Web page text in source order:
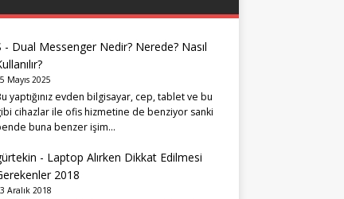
- Dual Messenger Nedir? Nerede? Nasıl
Mayıs 2025
yaptığınız evden bilgisayar, cep, tablet ve bu
cihazlar ile ofis hizmetine de benziyor sanki
buna benzer işim…
- Laptop Alırken Dikkat Edilmesi
2018
Aralık 2018